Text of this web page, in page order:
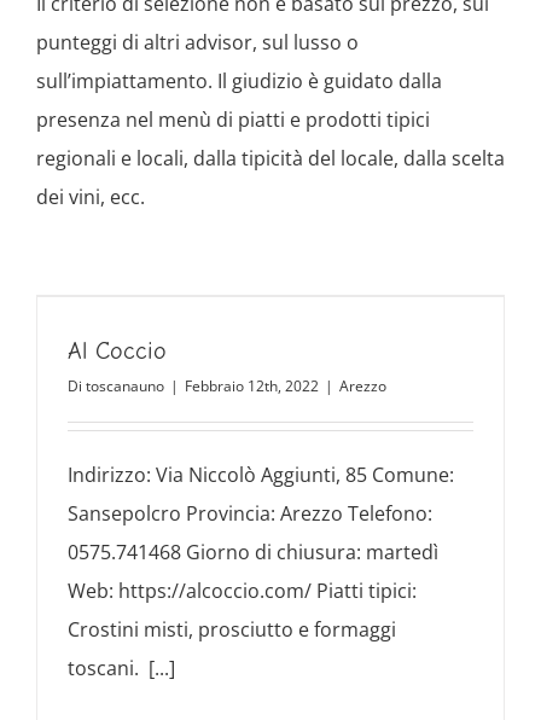
punteggi di altri advisor, sul lusso o
sull’impiattamento. Il giudizio è guidato dalla
presenza nel menù di piatti e prodotti tipici
regionali e locali, dalla tipicità del locale, dalla scelta
dei vini, ecc.
Al Coccio
Di toscanauno | Febbraio 12th, 2022 | Arezzo
Indirizzo: Via Niccolò Aggiunti, 85 Comune:
Sansepolcro Provincia: Arezzo Telefono:
0575.741468 Giorno di chiusura: martedì
Web: https://alcoccio.com/ Piatti tipici:
Crostini misti, prosciutto e formaggi
toscani. [...]